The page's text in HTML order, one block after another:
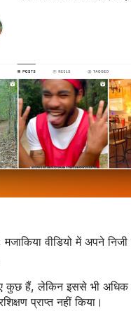
वीडियो में अपने
हैं, लेकिन इससे भी अधिक
प्राप्त नहीं किया।